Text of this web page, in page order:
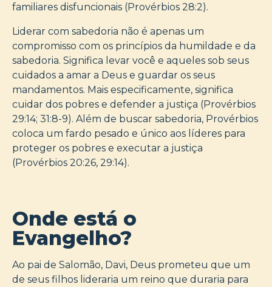
familiares disfuncionais (Provérbios 28:2).
Liderar com sabedoria não é apenas um
compromisso com os princípios da humildade e da
sabedoria. Significa levar você e aqueles sob seus
cuidados a amar a Deus e guardar os seus
mandamentos. Mais especificamente, significa
cuidar dos pobres e defender a justiça (Provérbios
29:14; 31:8-9). Além de buscar sabedoria, Provérbios
coloca um fardo pesado e único aos líderes para
proteger os pobres e executar a justiça
(Provérbios 20:26, 29:14).
Onde está o
Evangelho?
Ao pai de Salomão, Davi, Deus prometeu que um
de seus filhos lideraria um reino que duraria para